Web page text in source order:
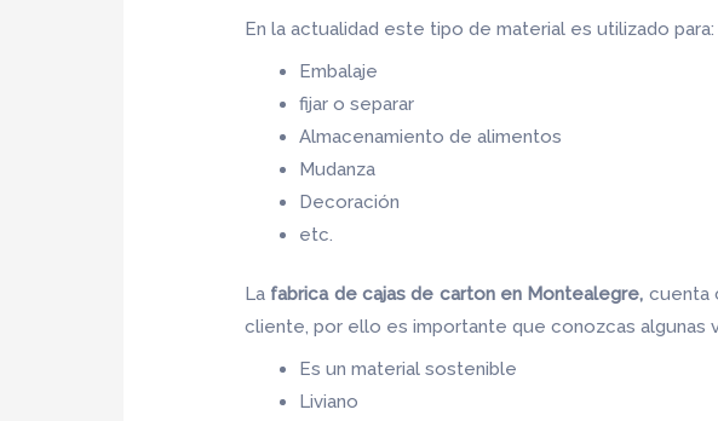
En la actualidad este tipo de material es utilizado para:
Embalaje
fijar o separar
Almacenamiento de alimentos
Mudanza
Decoración
etc.
La fabrica de cajas de carton en Montealegre, cuenta
cliente, por ello es importante que conozcas algunas
Es un material sostenible
Liviano